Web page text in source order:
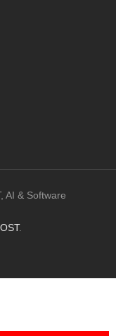
AI & Software
.